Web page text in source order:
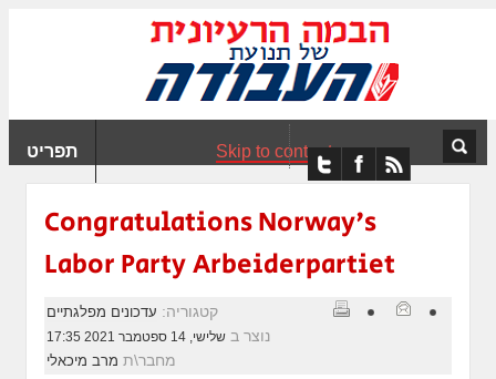
תפריט Skip to content
Congratulations Norway's
Labor Party Arbeiderpartiet
קטגוריה: עדכונים מפלגתיים
נוצר ב שלישי, 14 ספטמבר 2021 17:35
מחבר\ת מרב מיכאלי